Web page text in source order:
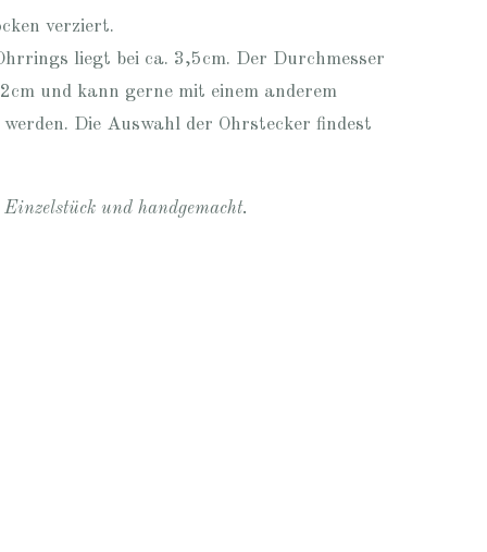
verziert.
liegt bei ca. 3,5cm. Der Durchmesser
und kann gerne mit einem anderem
Die Auswahl der Ohrstecker findest
und handgemacht.